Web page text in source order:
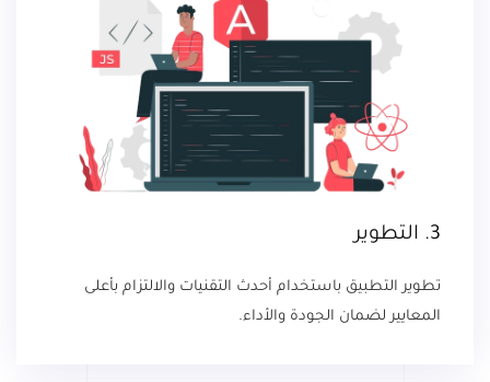
3. التطوير
تطوير التطبيق باستخدام أحدث التقنيات والالتزام بأعلى
المعايير لضمان الجودة والأداء.